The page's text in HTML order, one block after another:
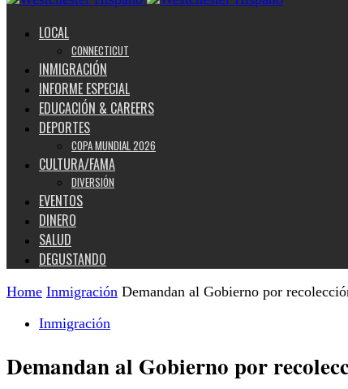
LOCAL
CONNECTICUT
INMIGRACIÓN
INFORME ESPECIAL
EDUCACIÓN & CAREERS
DEPORTES
COPA MUNDIAL 2026
CULTURA/FAMA
DIVERSIÓN
EVENTOS
DINERO
SALUD
DEGUSTANDO
Home Inmigración Demandan al Gobierno por
Inmigración
Demandan al Gobierno por